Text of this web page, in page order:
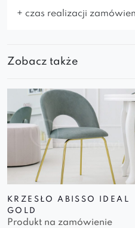
+ czas realizacji
Zobacz także
KRZESŁO ABISSO IDEAL
GOLD
Produkt na zamówienie